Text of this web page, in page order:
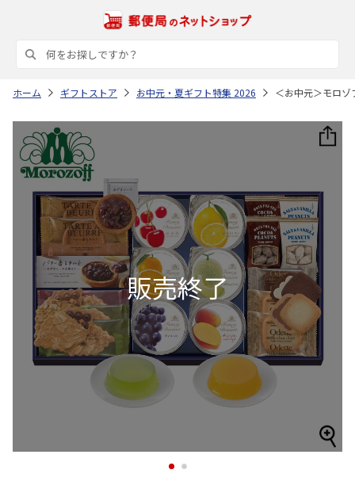
ホーム ギフトストア お中元・夏ギフト特集 2026 ＜お中元＞モロ
1 2